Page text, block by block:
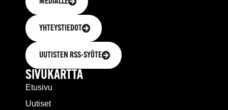
YHTEYSTIEDOT
UUTISTEN RSS-SYÖTE
SIVUKARTTA
Etusivu
Uutiset